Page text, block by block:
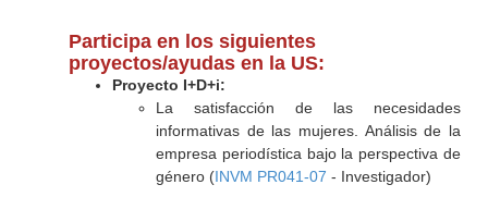
Participa en los siguientes
proyectos/ayudas en la US:
Proyecto I+D+i:
La satisfacción de las necesidades
informativas de las mujeres. Análisis de la
empresa periodística bajo la perspectiva de
género (INVM PR041-07 - Investigador)